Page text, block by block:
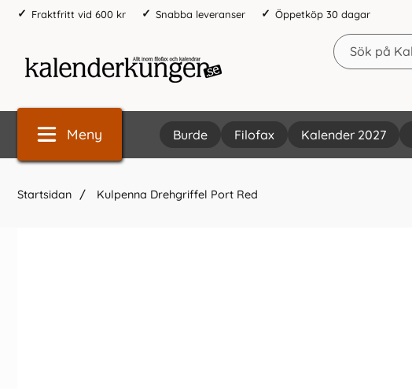
Fraktfritt vid 600 kr Snabba leveranser Öppetköp 30 dagar
Meny Burde Filofax Kalender 2027
Startsidan Kulpenna Drehgriffel Port Red